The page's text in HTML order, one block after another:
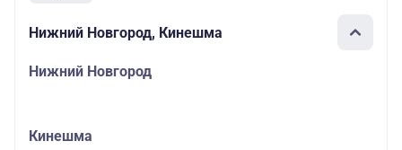
Нижний Новгород, Кинешма
Нижний Новгород
Кинешма